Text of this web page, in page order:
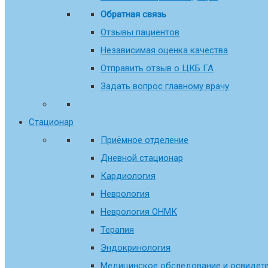
Обратная связь
Отзывы пациентов
Независимая оценка качества
Отправить отзыв о ЦКБ ГА
Задать вопрос главному врачу
Стационар
Приёмное отделение
Дневной стационар
Кардиология
Неврология
Неврология ОНМК
Терапия
Эндокринология
Медицинское обследование и